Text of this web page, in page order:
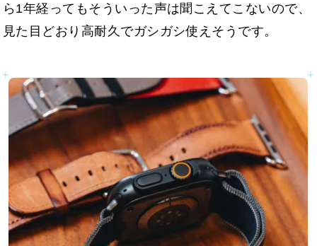
ら1年経ってもそういった声は聞こえてこないので、
見た目どおり高耐久でガシガシ使えそうです。